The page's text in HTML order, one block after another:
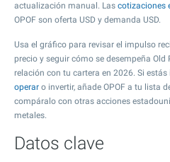
actualización manual. Las cotizaciones
OPOF son oferta USD y demanda USD.
Usa el gráfico para revisar el impulso
precio y seguir cómo se desempeña
relación con tu cartera en 2026. Si
operar o invertir, añade OPOF a tu lista
compáralo con otras acciones
metales.
Datos clave